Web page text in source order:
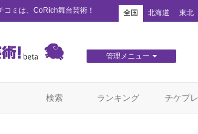
コミは、CoRich舞台芸術！ 全国 北海道 東北
管理メニュー
検索 ランキング チケプレ